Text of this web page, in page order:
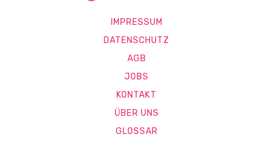
IMPRESSUM
DATENSCHUTZ
AGB
JOBS
KONTAKT
ÜBER UNS
GLOSSAR